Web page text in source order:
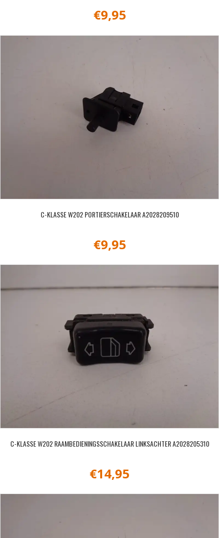
€9,95
C-KLASSE W202 PORTIERSCHAKELAAR A2028209510
€9,95
C-KLASSE W202 RAAMBEDIENINGSSCHAKELAAR LINKSACHTER A2028205310
€14,95